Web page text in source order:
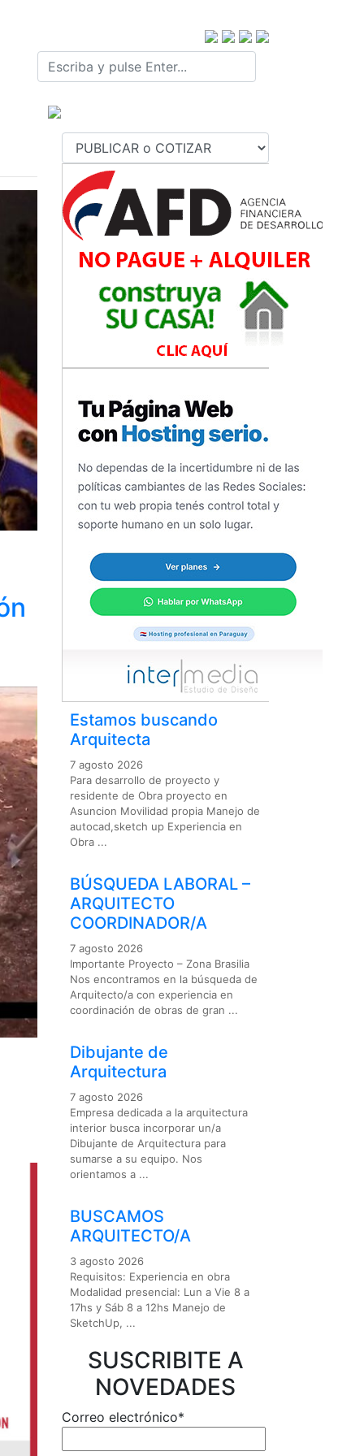
Estamos buscando
Arquitecta
7 agosto 2026
Para desarrollo de proyecto y
residente de Obra proyecto en
Asuncion Movilidad propia Manejo de
autocad,sketch up Experiencia en
Obra ...
BÚSQUEDA LABORAL –
ARQUITECTO
COORDINADOR/A
7 agosto 2026
Importante Proyecto – Zona Brasilia
Nos encontramos en la búsqueda de
Arquitecto/a con experiencia en
coordinación de obras de gran ...
Dibujante de
Arquitectura
7 agosto 2026
Empresa dedicada a la arquitectura
interior busca incorporar un/a
Dibujante de Arquitectura para
sumarse a su equipo. Nos
orientamos a ...
BUSCAMOS
ARQUITECTO/A
3 agosto 2026
Requisitos: Experiencia en obra
Modalidad presencial: Lun a Vie 8 a
17hs y Sáb 8 a 12hs Manejo de
SketchUp, ...
SUSCRIBITE A
NOVEDADES
Correo electrónico*